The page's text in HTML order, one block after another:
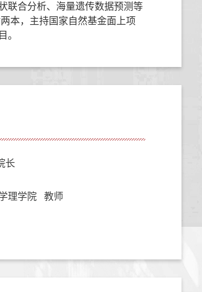
联合分析、海量遗传数据预测等
本，主持国家自然基金面上项
。
长
理学院 教师